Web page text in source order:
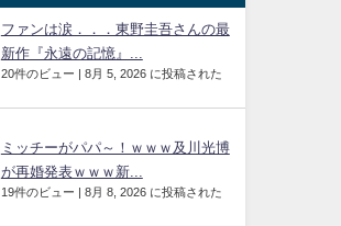
ファンは涙．．．東野圭吾さんの最
新作『永遠の記憶』...
20件のビュー | 8月 5, 2026 に投稿された
ミッチーがパパ～！ｗｗｗ及川光博
が再婚発表ｗｗｗ新...
19件のビュー | 8月 8, 2026 に投稿された